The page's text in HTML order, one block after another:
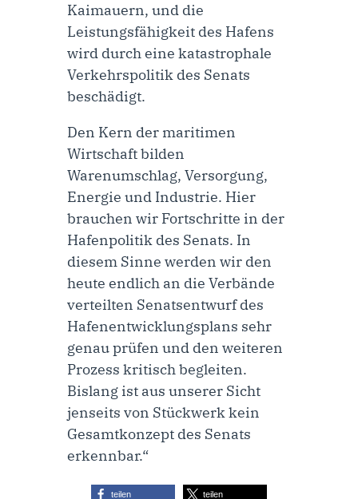
Kaimauern, und die
Leistungsfähigkeit des Hafens
wird durch eine katastrophale
Verkehrspolitik des Senats
beschädigt.
Den Kern der maritimen
Wirtschaft bilden
Warenumschlag, Versorgung,
Energie und Industrie. Hier
brauchen wir Fortschritte in der
Hafenpolitik des Senats. In
diesem Sinne werden wir den
heute endlich an die Verbände
verteilten Senatsentwurf des
Hafenentwicklungsplans sehr
genau prüfen und den weiteren
Prozess kritisch begleiten.
Bislang ist aus unserer Sicht
jenseits von Stückwerk kein
Gesamtkonzept des Senats
erkennbar.“
teilen teilen